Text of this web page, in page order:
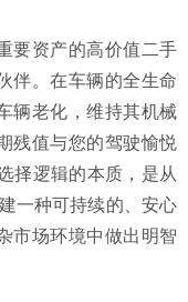
要资产的高价值二手
伴。在车辆的全生命
辆老化，维持其机械
残值与您的驾驶愉悦
择逻辑的本质，是从
一种可持续的、安心
市场环境中做出明智